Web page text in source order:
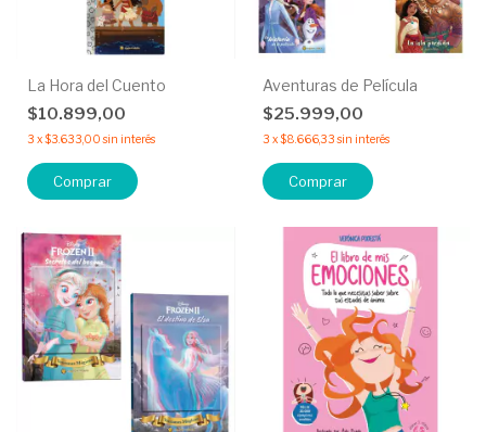
La Hora del Cuento
$10.899,00
3 x$3.633,00 sin interés
Comprar
Aventuras de Película
$25.999,00
3 x$8.666,33 sin interés
Comprar